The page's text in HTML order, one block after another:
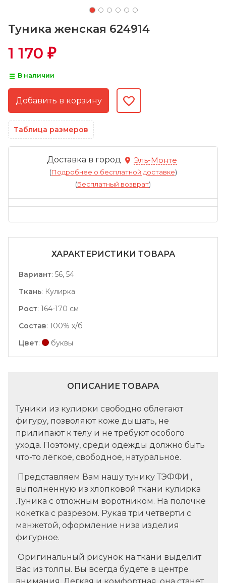
Туника женская 624914
1 170 ₽
В наличии
Таблица размеров
Доставка в город Эль-Монте
(Подробнее о бесплатной доставке)
(Бесплатный возврат)
ХАРАКТЕРИСТИКИ ТОВАРА
Вариант: 56, 54
Ткань: Кулирка
Рост: 164-170 см
Состав: 100% х/б
Цвет: буквы
ОПИСАНИЕ ТОВАРА
Туники из кулирки свободно облегают
фигуру, позволяют коже дышать, не
прилипают к телу и не требуют особого
ухода. Поэтому, среди одежды должно быть
что-то лёгкое, свободное, натуральное.
Представляем Вам нашу тунику ТЭФФИ ,
выполненную из хлопковой ткани кулирка
.Туника с отложным воротником. На полочке
кокетка с разрезом. Рукав три четверти с
манжетой, оформление низа изделия
фигурное.
Оригинальный рисунок на ткани выделит
Вас из толпы. Вы всегда будете в центре